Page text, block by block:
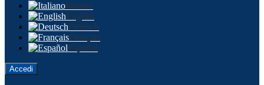
Italiano
English
Deutsch
Français
Español
Accedi